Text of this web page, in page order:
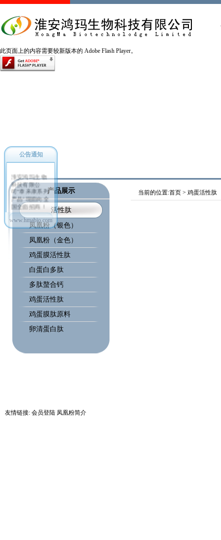
此页面上的内容需要较新版本的 Adobe Flash Player。
产品展示
活性肽
凤凰粉（银色）
凤凰粉（金色）
鸡蛋膜活性肽
白蛋白多肽
多肽螯合钙
鸡蛋活性肽
鸡蛋膜肽原料
卵清蛋白肽
当前的位置:首页 > 鸡蛋活性肽
友情链接: 会员登陆 凤凰粉简介
公告通知
淮安鸿玛生物
科技有限公
司“泰来康系列
产品”现面向全
国全面招商！
火速加盟优惠
多多！
www.hmabio.com